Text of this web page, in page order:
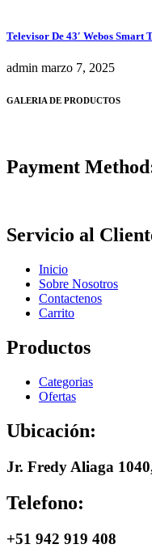
Televisor De 43′ Webos
admin marzo 7, 2025
GALERIA DE PRODUCTOS
Payment
Servicio al
Inicio
Sobre Nosotros
Contactenos
Carrito
Productos
Categorias
Ofertas
Ubicación:
Jr. Fredy Aliaga
Telefono:
+51 942 919 408